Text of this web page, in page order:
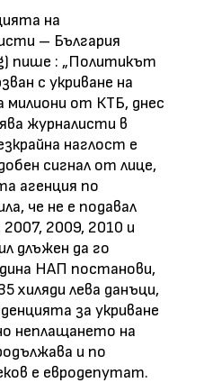
на
– България
пише : „Политикът
с укриване на
милиони от КТБ, днес
журналисти в
наглост е
сигнал от лице,
агенция по
че не е подавал
2007, 2009, 2010 и
длъжен да го
НАП постанови,
хиляди лева данъци,
за укриване
неплащането на
и по
е евродепутат.